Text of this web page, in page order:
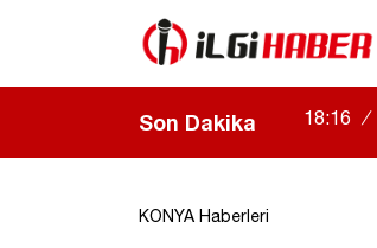
Son Dakika 18:16 /
KONYA Haberleri